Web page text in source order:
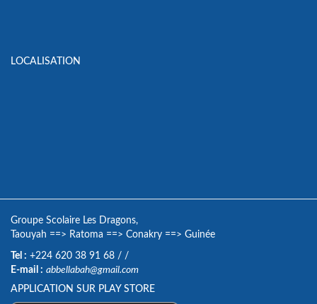
LOCALISATION
Groupe Scolaire Les Dragons,
Taouyah ==> Ratoma ==> Conakry ==> Guinée
Tel : +224 620 38 91 68 / /
E-mail : abbellabah@gmail.com
APPLICATION SUR PLAY STORE